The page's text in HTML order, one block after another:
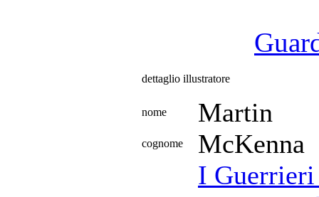
dettaglio illustratore
nome Martin
cognome McKenna
I